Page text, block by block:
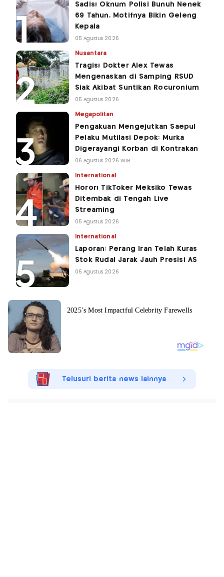
Sadis! Oknum Polisi Bunuh Nenek
69 Tahun, Motifnya Bikin Geleng
Kepala
05 Agustus 2026
Nusantara
Tragis! Dokter Alex Tewas
Mengenaskan di Samping RSUD
Siak Akibat Suntikan Rocuronium
05 Agustus 2026
Megapolitan
Pengakuan Mengejutkan Saepul
Pelaku Mutilasi Depok: Murka
Digerayangi Korban di Kontrakan
06 Agustus 2026 WIB
International
Horor! TikToker Meksiko Tewas
Ditembak di Tengah Live
Streaming
05 Agustus 2026
International
Laporan: Perang Iran Telah Kuras
Stok Rudal Jarak Jauh Presisi AS
05 Agustus 2026
Telusuri berita news lainnya